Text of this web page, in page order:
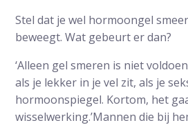
Stel dat je wel hormoongel
beweegt. Wat gebeurt er dan?
‘Alleen gel smeren is niet
als je lekker in je vel zit, als je
hormoonspiegel. Kortom, het
wisselwerking.’Mannen die bij